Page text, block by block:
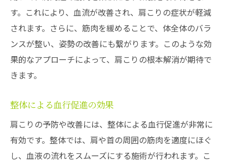
す。これにより、血流が改善され、肩こりの症状が軽減
されます。さらに、筋肉を緩めることで、体全体のバラ
ンスが整い、姿勢の改善にも繋がります。このような効
果的なアプローチによって、肩こりの根本解消が期待で
きます。
整体による血行促進の効果
肩こりの予防や改善には、整体による血行促進が非常に
有効です。整体では、肩や首の周囲の筋肉を適度にほぐ
し、血液の流れをスムーズにする施術が行われます。こ